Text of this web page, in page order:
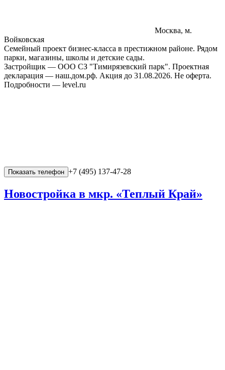
Москва, м.
Войковская
Семейный проект бизнес-класса в престижном районе. Рядом
парки, магазины, школы и детские сады.
Застройщик — ООО СЗ "Тимирязевский парк". Проектная
декларация — наш.дом.рф. Акция до 31.08.2026. Не оферта.
Подробности — level.ru
Показать телефон +7 (495) 137-47-28
Новостройка в мкр. «Теплый Край»